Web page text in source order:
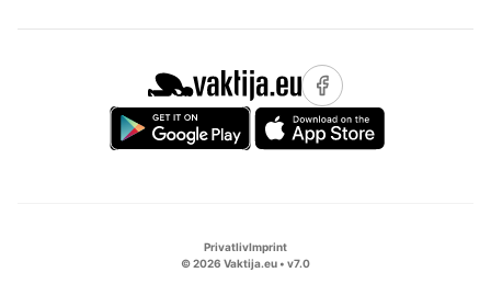
PrivatlivImprint
©2026 Vaktija.eu • v7.0